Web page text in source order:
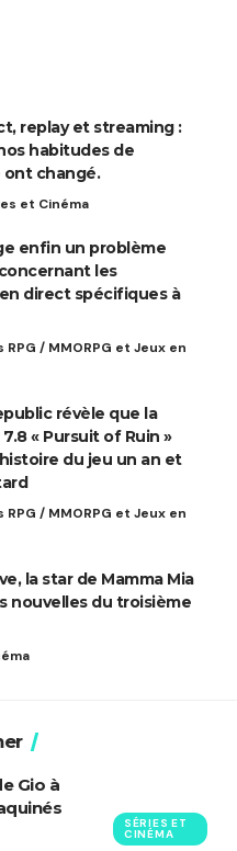
replay et streaming :
habitudes de
ont changé.
et Cinéma
enfin un problème
les
direct spécifiques à
RPG / MMORPG et Jeux en
révèle que la
« Pursuit of Ruin »
du jeu un an et
RPG / MMORPG et Jeux en
la star de Mamma Mia
nouvelles du troisième
SÉRIES ET
CINÉMA
Gio à